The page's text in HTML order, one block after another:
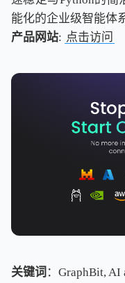
能化的企业级智能体
产品网站: 点击访问
关键词 ：GraphBit, AI